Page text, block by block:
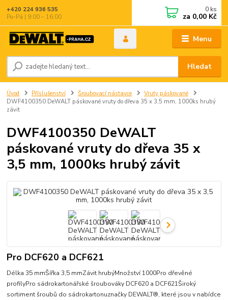
Menu
Hledat
+420 224 936 535
Po–Pá | 9:00 – 16:00
0 ks
za 0,00 Kč
Úvod Příslušenství Šroubovací nástavce
Vruty páskované
DWF4100350 DeWALT páskované vruty do dřeva 35 x 3,5 mm, 1000ks hrubý
závit
DWF4100350 DeWALT
páskované vruty do dřeva 35 x
3,5 mm, 1000ks hrubý závit
Pro DCF620 a DCF621
Délka 35 mmŠířka 3,5 mmZávit hrubýMnožství 1000Pro dřevěné
profilyPro sádrokartonářské šroubováky DCF620 a DCF621Široký
sortiment šroubů do sádrokartonuznačky DEWALT®, které jsou v nabídce